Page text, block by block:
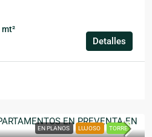
mt²
Detalles
EN PLANOS LUJOSO TORRE